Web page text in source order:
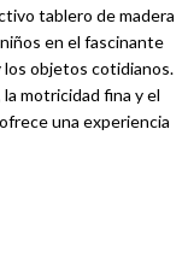
tablero de madera
en el fascinante
los objetos cotidianos.
motricidad fina y el
una experiencia